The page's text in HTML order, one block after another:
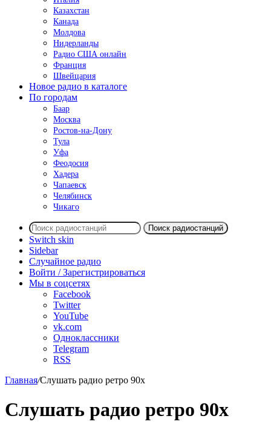
Казахстан
Канада
Молдова
Нидерланды
Радио США онлайн
Франция
Швейцария
Новое радио в каталоге
По городам
Баар
Москва
Ростов-на-Дону
Тула
Уфа
Феодосия
Хадера
Чапаевск
Челябинск
Чикаго
Поиск радиостанций
Switch skin
Sidebar
Случайное радио
Войти / Зарегистрироваться
Мы в соцсетях
Facebook
Twitter
YouTube
vk.com
Одноклассники
Telegram
RSS
Главная/Слушать радио ретро 90х
Слушать радио ретро 90х